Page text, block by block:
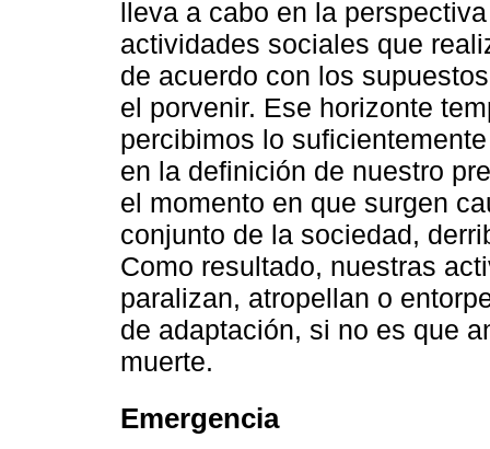
lleva a cabo en la
actividades sociales que
de acuerdo con los
el porvenir. Ese horizonte
percibimos lo
en la definición de nuestro
el momento en que surgen
conjunto de la sociedad,
Como resultado, nuestras
paralizan, atropellan o
de adaptación, si no es que
muerte.
Emergencia